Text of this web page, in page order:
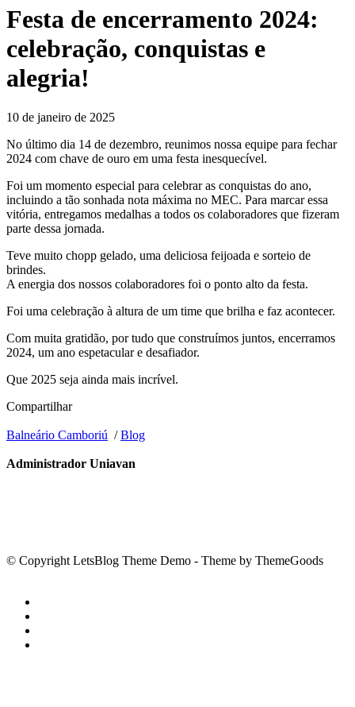
Festa de encerramento 2024:
celebração, conquistas e
alegria!
10 de janeiro de 2025
No último dia 14 de dezembro, reunimos nossa equipe para fechar
2024 com chave de ouro em uma festa inesquecível.
Foi um momento especial para celebrar as conquistas do ano,
incluindo a tão sonhada nota máxima no MEC. Para marcar essa
vitória, entregamos medalhas a todos os colaboradores que fizeram
parte dessa jornada.
Teve muito chopp gelado, uma deliciosa feijoada e sorteio de
brindes.
A energia dos nossos colaboradores foi o ponto alto da festa.
Foi uma celebração à altura de um time que brilha e faz acontecer.
Com muita gratidão, por tudo que construímos juntos, encerramos
2024, um ano espetacular e desafiador.
Que 2025 seja ainda mais incrível.
Compartilhar
Balneário Camboriú /Blog
Administrador Uniavan
© Copyright LetsBlog Theme Demo - Theme by ThemeGoods